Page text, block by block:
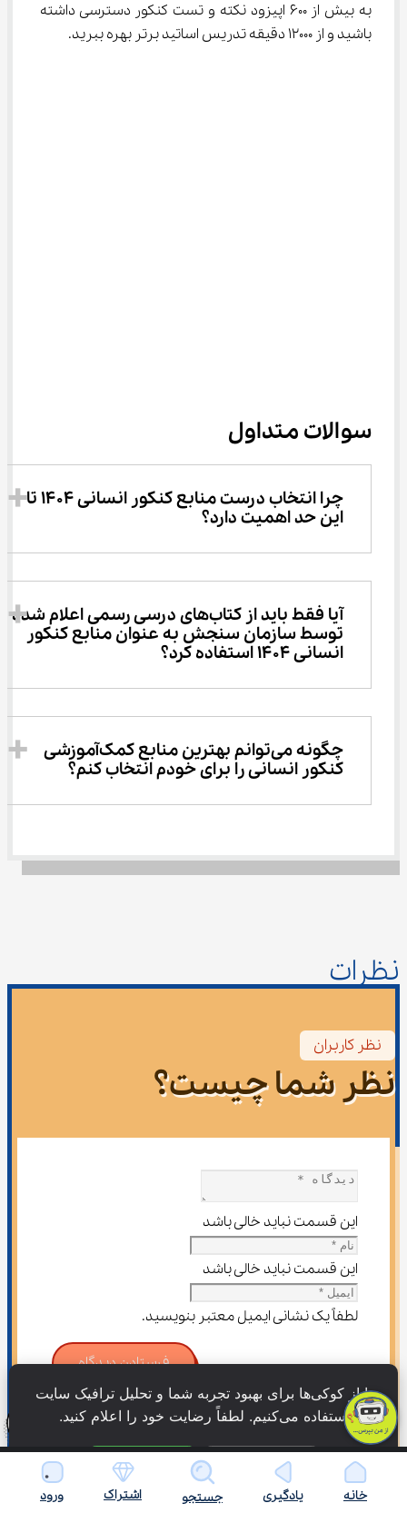
به بیش از 600 اپیزود نکته و تست کنکور دسترسی داشته
باشید و از 12000 دقیقه تدریس اساتید برتر بهره ببرید.
سوالات متداول
چرا انتخاب درست منابع کنکور انسانی 1404 تا
این حد اهمیت دارد؟
آیا فقط باید از کتاب‌های درسی رسمی اعلام شده
توسط سازمان سنجش به عنوان منابع کنکور
انسانی 1404 استفاده کرد؟
چگونه می‌توانم بهترین منابع کمک‌آموزشی
کنکور انسانی را برای خودم انتخاب کنم؟
نظرات
نظر کاربران
نظر شما چیست؟
این قسمت نباید خالی باشد
این قسمت نباید خالی باشد
لطفاً یک نشانی ایمیل معتبر بنویسید.
فرستادن دیدگاه
خانه یادگیری جستجو اشتراک ورود
ما از کوکی‌ها برای بهبود تجربه شما و تحلیل ترافیک سایت
استفاده می‌کنیم. لطفاً رضایت خود را اعلام کنید.
فقط ضروری پذیرش همه